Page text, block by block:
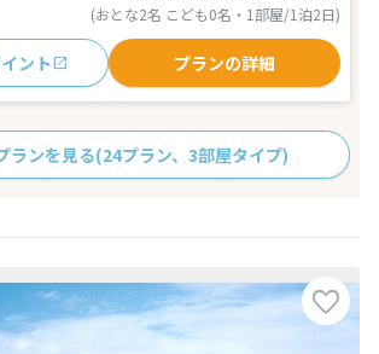
(おとな2名 こども0名・1部屋/1泊2日)
ント プランの詳細
ランを見る(24プラン、3部屋タイプ)